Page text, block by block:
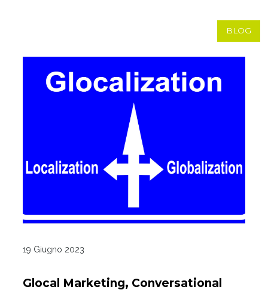
BLOG
19 Giugno 2023
Glocal Marketing, Conversational